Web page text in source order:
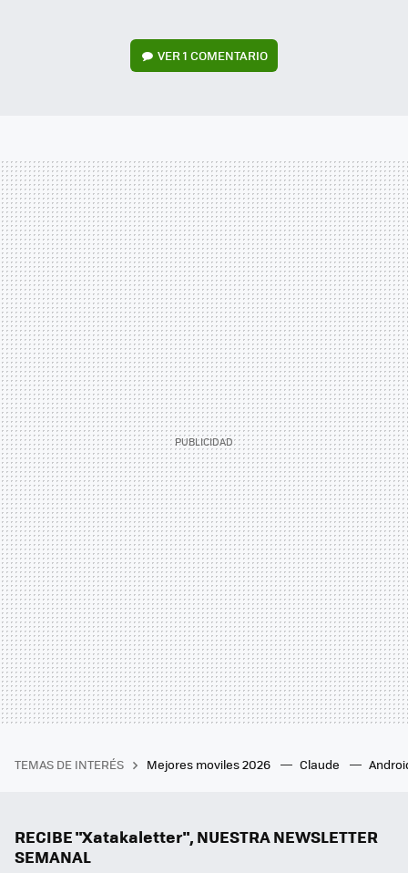
VER1 COMENTARIO
TEMAS DE INTERÉS Mejores moviles 2026 Claude
RECIBE "Xatakaletter", NUESTRA NEWSLETTER
SEMANAL